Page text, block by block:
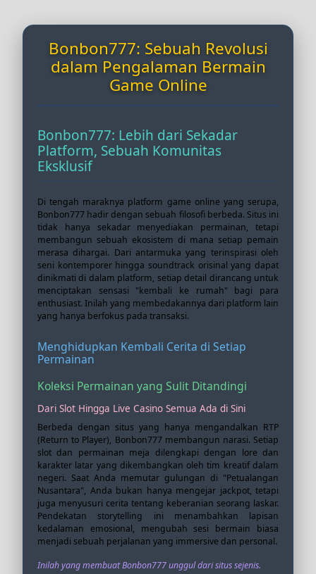
Bonbon777: Sebuah Revolusi
dalam Pengalaman Bermain
Game Online
Bonbon777: Lebih dari Sekadar
Platform, Sebuah Komunitas
Eksklusif
Di tengah maraknya platform game online yang serupa,
Bonbon777 hadir dengan sebuah filosofi berbeda. Situs ini
tidak hanya sekadar menyediakan permainan, tetapi
membangun sebuah ekosistem di mana setiap pemain
merasa dihargai. Dari antarmuka yang terinspirasi oleh
seni kontemporer hingga soundtrack orisinal yang dapat
dinikmati di dalam platform, setiap detail dirancang untuk
menciptakan sensasi "kembali ke rumah" bagi para
enthusiast. Inilah yang membedakannya dari platform lain
yang hanya berfokus pada transaksi.
Menghidupkan Kembali Cerita di Setiap
Permainan
Koleksi Permainan yang Sulit Ditandingi
Dari Slot Hingga Live Casino Semua Ada di Sini
Berbeda dengan situs yang hanya mengandalkan RTP
(Return to Player), Bonbon777 membangun narasi. Setiap
slot dan permainan meja dilengkapi dengan lore dan
karakter latar yang dikembangkan oleh tim kreatif dalam
negeri. Saat Anda memutar gulungan di "Petualangan
Nusantara", Anda bukan hanya mengejar jackpot, tetapi
juga menyusuri cerita tentang keberanian seorang laskar.
Pendekatan storytelling ini menambahkan lapisan
kedalaman emosional, mengubah sesi bermain biasa
menjadi sebuah perjalanan yang immersive dan personal.
Inilah yang membuat Bonbon777 unggul dari situs sejenis.